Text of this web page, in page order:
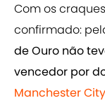
Com os
confirmado:
de Ouro não
vencedor por
Manchester City